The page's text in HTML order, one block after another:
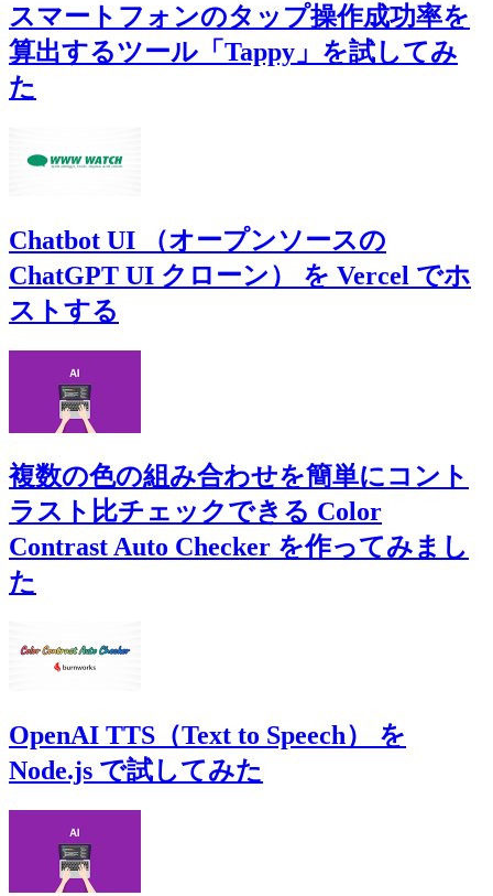
スマートフォンのタップ操作成功率を
算出するツール「Tappy」を試してみ
た
Chatbot UI （オープンソースの
ChatGPT UI クローン） を Vercel でホ
ストする
複数の色の組み合わせを簡単にコント
ラスト比チェックできる Color
Contrast Auto Checker を作ってみまし
た
OpenAI TTS（Text to Speech） を
Node.js で試してみた